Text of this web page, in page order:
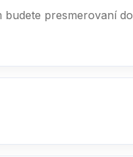
presmerovaní do